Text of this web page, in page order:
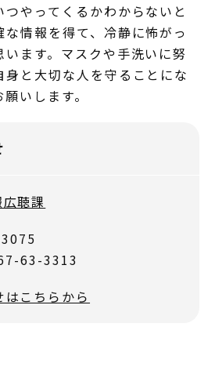
やってくるかわからないと
情報を得て、冷静に怖がっ
ます。マスクや手洗いに努
と大切な人を守ることにな
いします。
聴課
63-3313
こちらから